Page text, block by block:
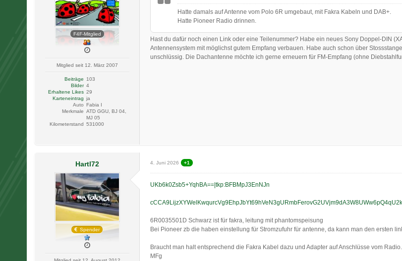
F4F-Mitglied
Mitglied seit 12. März 2007
Beiträge
103
Bilder 4
Erhaltene Likes 29
Karteneintrag ja
Auto Fabia I
Merkmale ATD GGU, BJ 04,
MJ 05
Kilometerstand 531000
Hatte damals auf Antenne vom Polo 6R umgebaut, mit Fakra Kabeln und DAB+.
Hatte Pioneer Radio drinnen.
Hast du dafür noch einen Link oder eine Teilenummer? Habe ein neues Sony Doppel-DIN
Antennensystem mit möglichst gutem Empfang verbauen. Habe auch schon über
unschlüssig. Die Dachantenne möchte ich gerne erneuern für FM-Empfang (ohne
Hartl72
Spender
4. Juni 2026 +1
UKb6k0Zsb5+YqhBA==|tkp:BFBMpJ3EnNJn
6R0035501D Schwarz ist für fakra, leitung mit phantomspeisung
Bei Pioneer zb die haben einstellung für Stromzufuhr für antenne, da kann man den ersten
Braucht man halt entsprechend die Fakra Kabel dazu und Adapter auf Anschlüsse vom Radio.
MFg